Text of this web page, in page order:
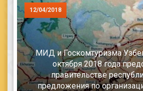
12/04/2018
МИД и Госкомтуризма
октября 2018 года
правительстве
предложения по